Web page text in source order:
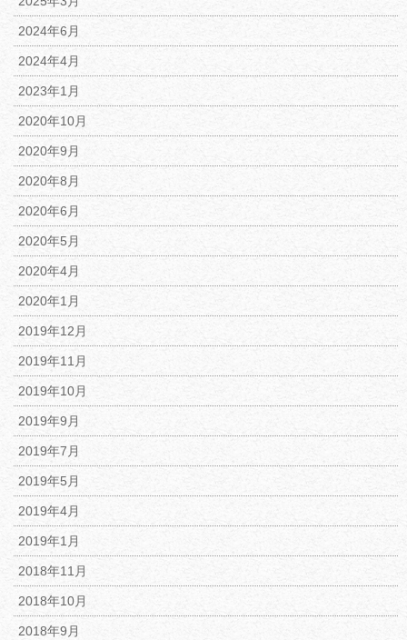
2024年6月
2024年4月
2023年1月
2020年10月
2020年9月
2020年8月
2020年6月
2020年5月
2020年4月
2020年1月
2019年12月
2019年11月
2019年10月
2019年9月
2019年7月
2019年5月
2019年4月
2019年1月
2018年11月
2018年10月
2018年9月